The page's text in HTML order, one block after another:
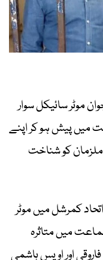
موٹر سائیکل سوار
میں پیش ہو کر اپنے
ملزمان کو شناخت
کمرشل میں موٹر
میں متاثرہ
اور اویس ہاشمی